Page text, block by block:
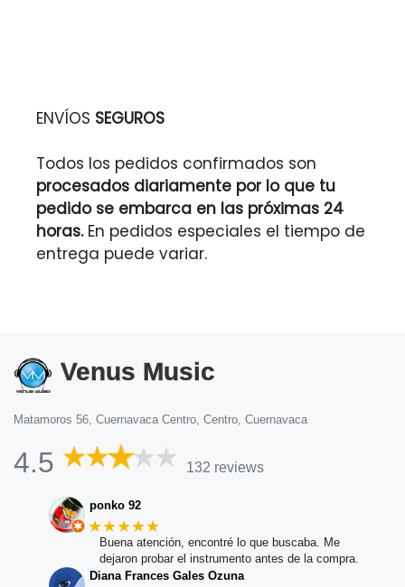
ENVÍOS SEGUROS
Todos los pedidos confirmados son
procesados diariamente por lo que tu
pedido se embarca en las próximas 24
horas.En pedidos especiales el tiempo de
entrega puede variar.
Venus Music
Matamoros 56, Cuernavaca Centro, Centro, Cuernavaca
4.5 132 reviews
ponko 92
★★★★★
Buena atención, encontré lo que buscaba. Me
dejaron probar el instrumento antes de la compra.
Diana Frances Gales Ozuna